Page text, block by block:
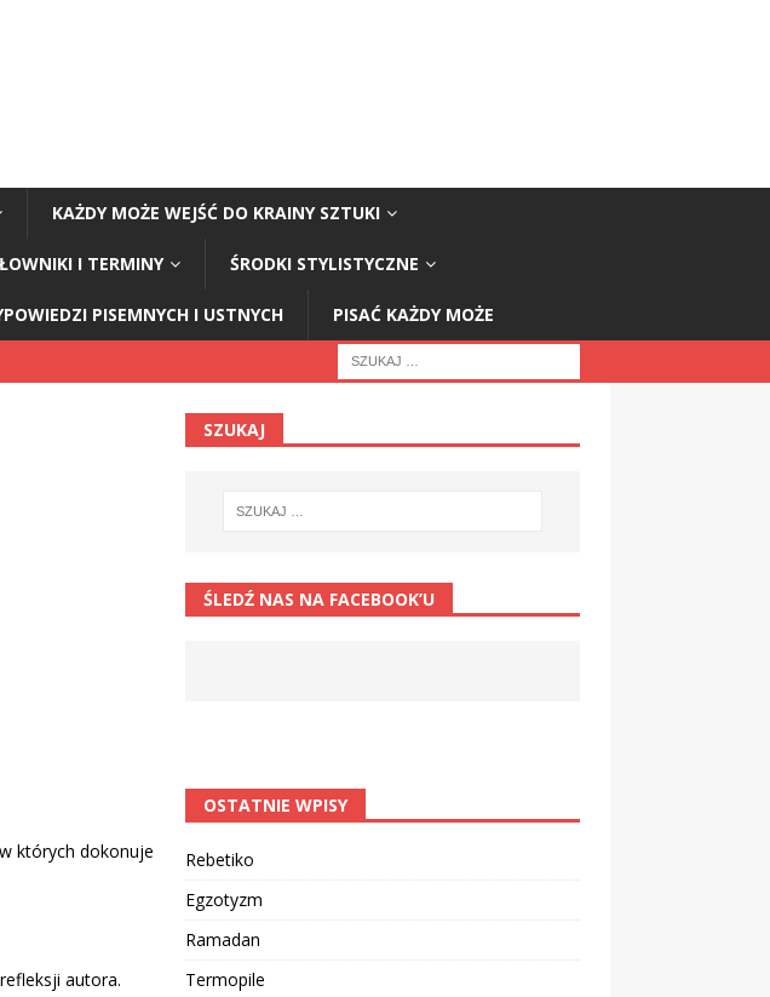
KAŻDY MOŻE WEJŚĆ DO KRAINY SZTUKI
I TERMINY ŚRODKI STYLISTYCZNE
PISEMNYCH I USTNYCH PISAĆ KAŻDY MOŻE
których dokonuje
autora.
SZUKAJ
ŚLEDŹ NAS NA FACEBOOK’U
OSTATNIE WPISY
Rebetiko
Egzotyzm
Ramadan
Termopile